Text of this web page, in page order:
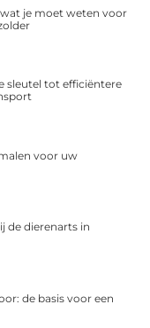
wat je moet weten voor
sleutel tot efficiëntere
voor uw
de dierenarts in
de basis voor een